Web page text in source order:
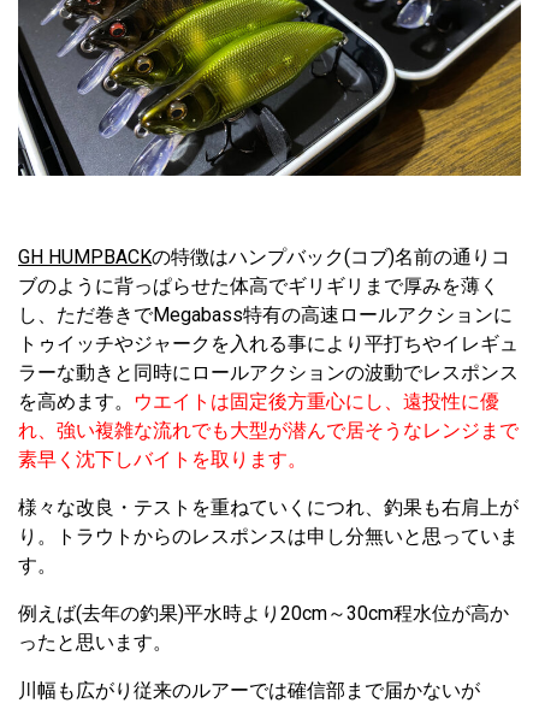
GH HUMPBACKの特徴はハンプバック(コブ)名前の通りコ
ブのように背っぱらせた体高でギリギリまで厚みを薄く
し、ただ巻きでMegabass特有の高速ロールアクションに
トゥイッチやジャークを入れる事により平打ちやイレギュ
ラーな動きと同時にロールアクションの波動でレスポンス
を高めます。
ウエイトは固定後方重心にし、遠投性に優
れ、強い複雑な流れでも大型が潜んで居そうなレンジまで
素早く沈下しバイトを取ります。
様々な改良・テストを重ねていくにつれ、釣果も右肩上が
り。トラウトからのレスポンスは申し分無いと思っていま
す。
例えば(去年の釣果)平水時より20cm～30cm程水位が高か
ったと思います。
川幅も広がり従来のルアーでは確信部まで届かないが